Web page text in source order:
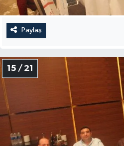
Paylaş
15 / 21